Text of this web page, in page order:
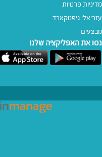
מדיניות פרטיות
עזריאלי גיפטקארד
מבצעים
נסו את האפליקציה שלנו